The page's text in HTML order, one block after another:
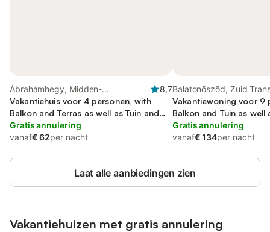
Ábrahámhegy, Midden-
Transdanubië
8,7
Vakantiehuis voor 4 personen, with
Balkon and Terras as well as Tuin and
Uitzicht op het meer
Gratis annulering
vanaf€ 62per nacht
Balatonőszöd, Zuid
Vakantiewoning voor 9
Balkon and Tuin as
het meer
Gratis annulering
vanaf€ 134per nacht
Laat alle aanbiedingen zien
Vakantiehuizen met gratis annulering